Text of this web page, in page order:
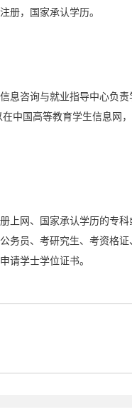
册，国家承认学历。
息咨询与就业指导中心负责
中国高等教育学生信息网
上网、国家承认学历的专科
务员、考研究生、考资格证
请学士学位证书。